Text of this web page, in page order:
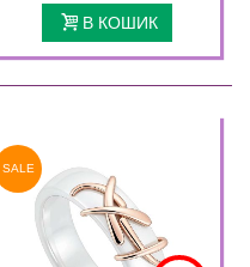
В КОШИК
SALE